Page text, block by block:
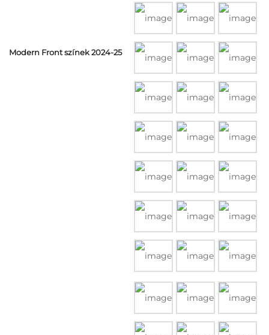
Modern Front színek 2024-25